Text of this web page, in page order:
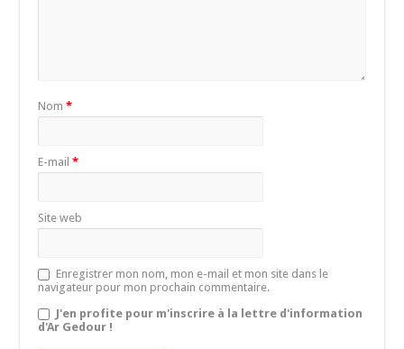
Nom*
E-mail*
Site web
Enregistrer mon nom, mon e-mail et mon site dans le
navigateur pour mon prochain commentaire.
J'en profite pour m'inscrire à la lettre d'information
d'Ar Gedour !